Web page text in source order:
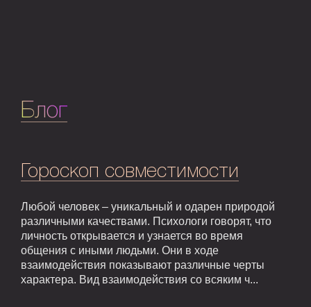
Блог
Гороскоп совместимости
Любой человек – уникальный и одарен природой
различными качествами. Психологи говорят, что
личность открывается и узнается во время
общения с иными людьми. Они в ходе
взаимодействия показывают различные черты
характера. Вид взаимодействия со всяким ч...